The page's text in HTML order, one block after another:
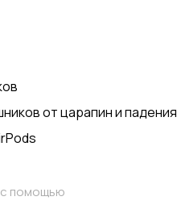
от царапин и падения
с помощью